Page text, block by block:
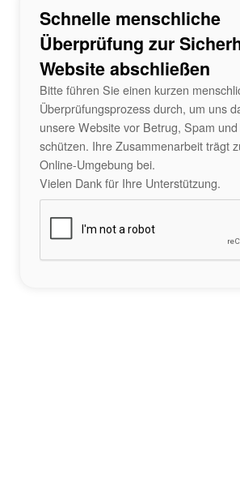
Schnelle menschliche
Überprüfung zur
Website abschließen
Bitte führen Sie einen kurzen
Überprüfungsprozess durch, um uns
unsere Website vor Betrug, Spam
schützen. Ihre Zusammenarbeit trägt
Online-Umgebung bei.
Vielen Dank für Ihre Unterstützung.